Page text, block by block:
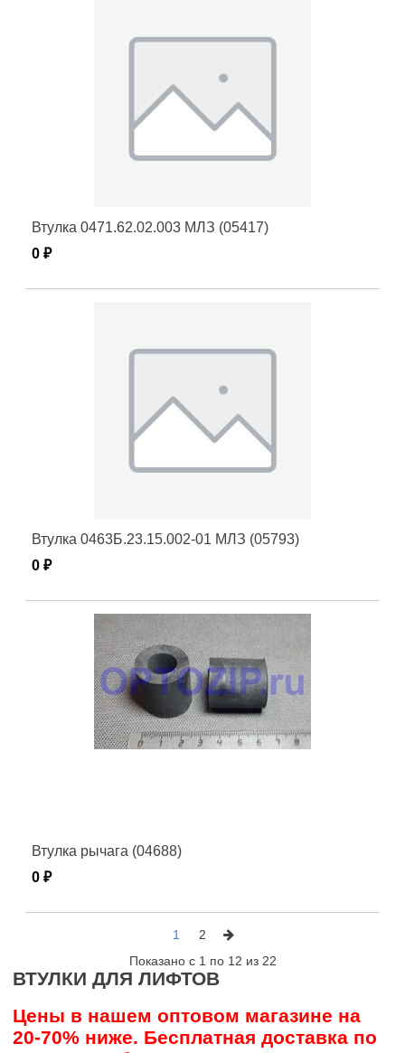
Втулка 0471.62.02.003 МЛЗ (05417)
0 ₽
Втулка 0463Б.23.15.002-01 МЛЗ (05793)
0 ₽
Втулка рычага (04688)
0 ₽
1
2
Показано с 1 по 12 из 22
ВТУЛКИ ДЛЯ ЛИФТОВ
Цены в нашем оптовом магазине на
20-70% ниже. Бесплатная доставка по